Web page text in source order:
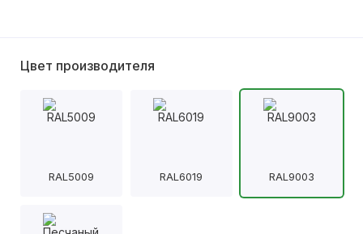
Цвет производителя
RAL5009 RAL6019 RAL9003